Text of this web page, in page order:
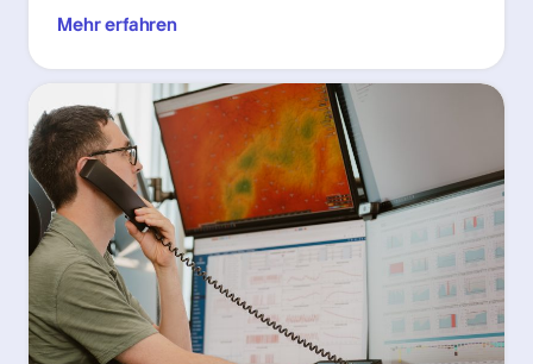
Mehr erfahren